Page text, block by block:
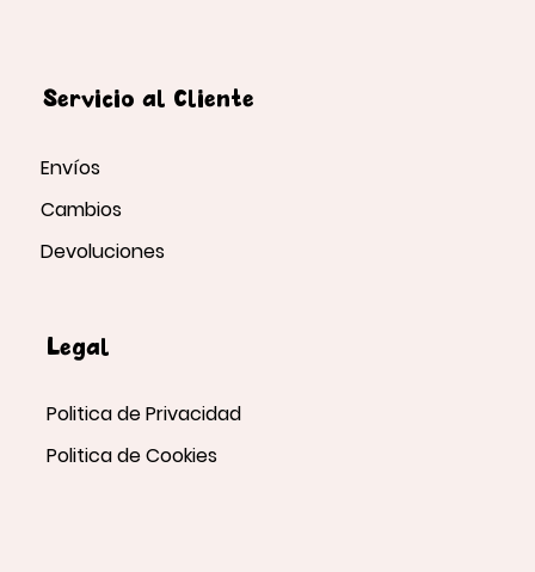
Servicio al Cliente
Envíos
Cambios
Devoluciones
Legal
Politica de Privacidad
Politica de Cookies